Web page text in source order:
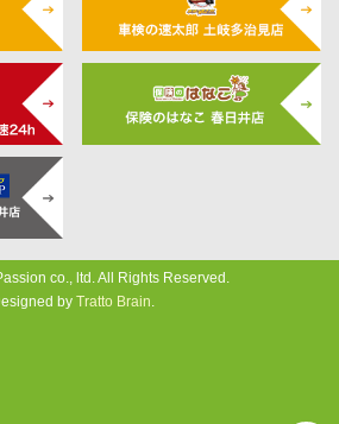
co., ltd. All Rights Reserved.
by Tratto Brain.